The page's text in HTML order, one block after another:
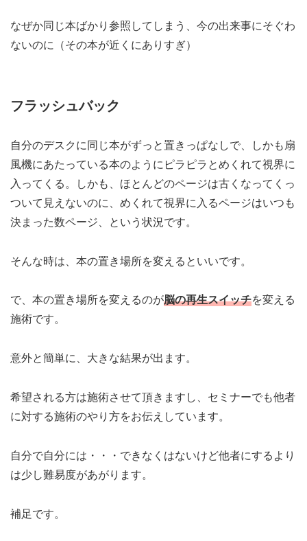
なぜか同じ本ばかり参照してしまう、今の出来事にそぐわ
ないのに（その本が近くにありすぎ）
フラッシュバック
自分のデスクに同じ本がずっと置きっぱなしで、しかも扇
風機にあたっている本のようにピラピラとめくれて視界に
入ってくる。しかも、ほとんどのページは古くなってくっ
ついて見えないのに、めくれて視界に入るページはいつも
決まった数ページ、という状況です。
そんな時は、本の置き場所を変えるといいです。
で、本の置き場所を変えるのが脳の再生スイッチを変える
施術です。
意外と簡単に、大きな結果が出ます。
希望される方は施術させて頂きますし、セミナーでも他者
に対する施術のやり方をお伝えしています。
自分で自分には・・・できなくはないけど他者にするより
は少し難易度があがります。
補足です。